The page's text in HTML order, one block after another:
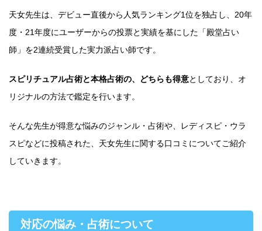
天女先生は、デビュー直後から人気ランキング1位を独占し、20年
度・21年度にユーザーからの投票と実績を基にした「殿堂占い
師」を2連続受賞した実力派占い師です。
スピリチュアル占術と本格占術の、どちらも得意としており、オ
リジナルの方法で鑑定を行います。
そんな先生が得意な悩みのジャンル・占術や、レディスピ・ウラ
スピなどに投稿された、天女先生に関する口コミについてご紹介
していきます。
対応の悩み・占術について